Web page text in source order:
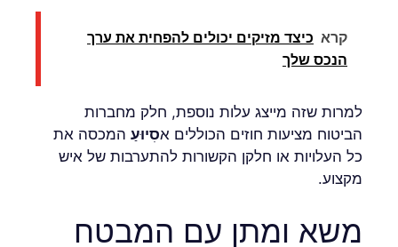
קרא כיצד מזיקים יכולים להפחית את ערך
הנכס שלך
למרות שזה מייצג עלות נוספת, חלק מחברות
הביטוח מציעות חוזים הכוללים אסִיוּעַ המכסה את
כל העלויות או חלקן הקשורות להתערבות של איש
מקצוע.
משא ומתן עם המבטח